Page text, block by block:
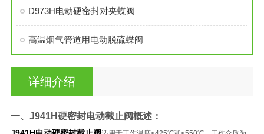
D973H电动硬密封对夹蝶阀
高温烟气管道用电动脱硫蝶阀
详细介绍
一、 J941H硬密封电动截止阀概述：